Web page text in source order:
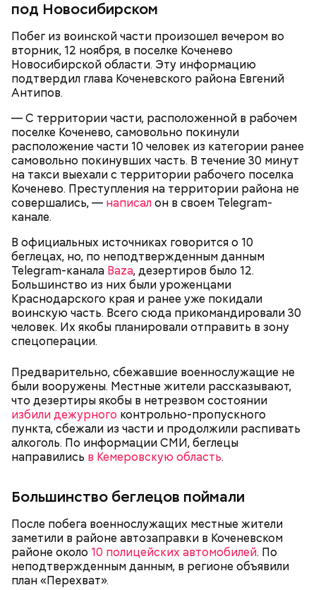
под Новосибирском
Побег из воинской части произошел вечером во
вторник, 12 ноября, в поселке Коченево
Новосибирской области. Эту информацию
подтвердил глава Коченевского района Евгений
Антипов.
— С территории части, расположенной в рабочем
поселке Коченево, самовольно покинули
расположение части 10 человек из категории ранее
самовольно покинувших часть. В течение 30 минут
на такси выехали с территории рабочего поселка
Коченево. Преступления на территории района не
совершались, — написалон в своем Telegram-
канале.
В официальных источниках говорится о 10
беглецах, но, по неподтвержденным данным
Telegram-канала Baza, дезертиров было 12.
Большинство из них были уроженцами
Краснодарского края и ранее уже покидали
воинскую часть. Всего сюда прикомандировали 30
человек. Их якобы планировали отправить в зону
спецоперации.
Предварительно, сбежавшие военнослужащие не
были вооружены. Местные жители рассказывают,
что дезертиры якобы в нетрезвом состоянии
избили дежурного контрольно-пропускного
пункта, сбежали из части и продолжили распивать
алкоголь. По информации СМИ, беглецы
направились в Кемеровскую область.
Большинство беглецов поймали
После побега военнослужащих местные жители
заметили в районе автозаправки в Коченевском
районе около 10 полицейских автомобилей. По
неподтвержденным данным, в регионе объявили
план «Перехват».
Play
Video
Тогда медики не смогли установить точную
причину смерти Константина. Подозрения
родителей погибшего юноши пали на Миссюру, но
доказать его причастность к кончине их сына не
удалось. Когда же подозреваемого задержали, он
заявил, что ничего не подсыпал в морс и утверждал,
недоброжелатели.
В апреле 2024-го умерла 69-летняя бабушка
Миссюры. Внук отравил ее со второй попытки.
пенсионерка отказалась его пить из-за
приторного вкуса. Тогда молодой человек заставил
женщину выпить противовирусную суспензию,
добавив туда яд. Позднее Миссюра объяснил, что
не планировал убиватьбабушку. Он хотел, чтобы
женщина загремела в больницу, а у него появилась
возможность украсть из ее квартиры дорогие
украшения. Примечательно, что незадолго до
рублей.
Также Миссюра пытался отравить брата девушки,
своего дядю и еще одного родственника. Он
регулярно добавлял жертвам химикаты в специи,
напитки и даже святую воду из храма.
— Обвиняемый подвергся противоправным
действиям со стороны потерпевшего и лиц из его
окружения — его похитили, незаконно удерживали
Он добавил, что у следствия есть видео
издевательств над Кадирхановым. По данному
факту возбудили уголовные дела о похищении,
раз потерпевшим стал Кадирханов, а Мутаеву
посмертно предъявили обвинения. Материалы
расследования уже передали в суд. Также
продолжаются разбирательства по делу об
убийстве бойца.
Что известно о Мутаеве